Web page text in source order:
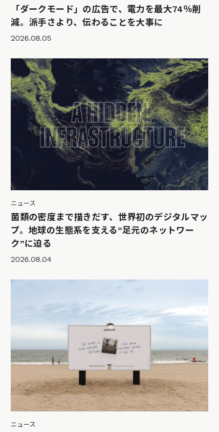
「ダークモード」の広告で、電力を最大74％削
減。派手さより、伝わることを大事に
2026.08.05
ニュース
菌類の密度まで描きだす、世界初のデジタルマッ
プ。地球の生態系を支える“足元のネットワー
ク”に迫る
2026.08.04
ニュース